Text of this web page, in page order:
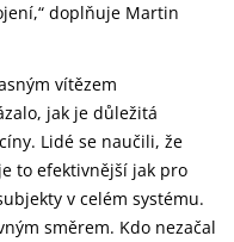
doplňuje Martin
vítězem
jak je důležitá
Lidé se naučili, že
to efektivnější jak pro
v celém systému.
směrem. Kdo nezačal